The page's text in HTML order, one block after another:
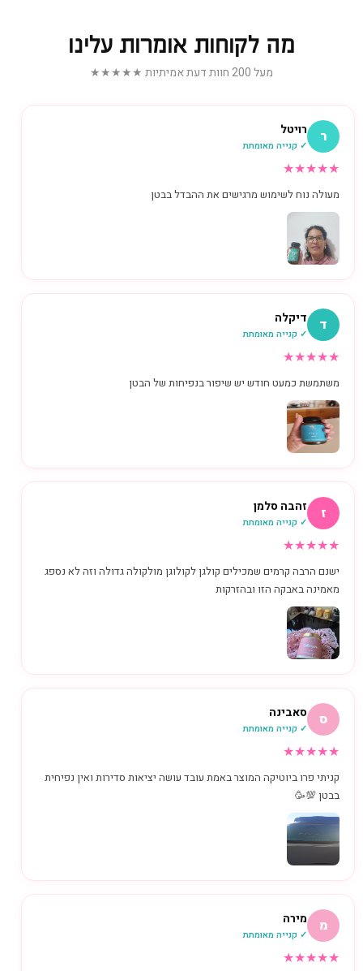
מה לקוחות אומרות עלינו
מעל 200 חוות דעת אמיתיות ★★★★★
ר רויטל
✓ קנייה מאומתת
★
★
★
★
★
מעולה נוח לשימוש מרגישים את ההבדל בבטן
ד דיקלה
✓ קנייה מאומתת
★
★
★
★
★
משתמשת כמעט חודש יש שיפור בנפיחות של הבטן
ז זהבה סלמן
✓ קנייה מאומתת
★
★
★
★
★
ישנם הרבה קרמים שמכילים קולגן לקולוגן מולקולה גדולה וזה לא נספג
מאמינה באבקה הזו ובהזרקות
ס סאבינה
✓ קנייה מאומתת
★
★
★
★
★
קניתי פרו ביוטיקה המוצר באמת עובד עושה יציאות סדירות ואין נפיחית
בבטן 💯🥳
מ מירה
✓ קנייה מאומתת
★
★
★
★
★